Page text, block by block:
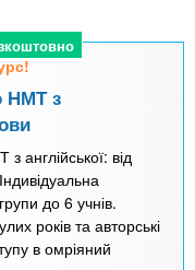
НМТ з
англійської: від
до 6 учнів.
років та авторські
в омріяний